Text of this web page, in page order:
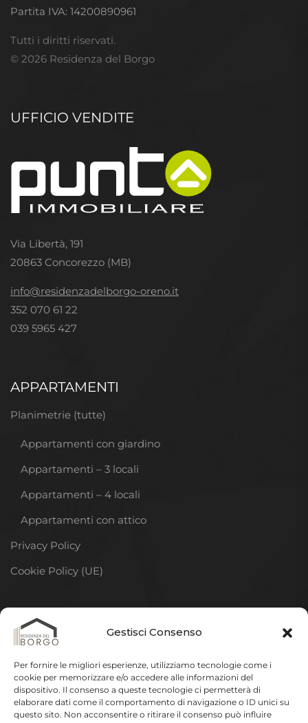
Gestisci Consenso
Per fornire le migliori esperienze, utilizziamo tecnologie come i
cookie per memorizzare e/o accedere alle informazioni del
dispositivo. Il consenso a queste tecnologie ci permetterà di
elaborare dati come il comportamento di navigazione o ID unici su
questo sito. Non acconsentire o ritirare il consenso può influire
Partita IVA: 14200890961
Tutti i diritti riservati.
© 2026 Residenza del Borgo
UFFICIO VENDITE
Via Libertà, 191
20863 Concorezzo (MB)
info@residenzadelborgo-oreno.it
352 070 61 22
039 5965 427
APPARTAMENTI
Planimetrie (tutte)
Appartamenti con giardino
Appartamenti – 3 locali
Appartamenti – 4 locali
Appartamenti con attico
Privacy Policy
Cookie Policy (UE)
DISCLAIMER
ha lo scopo di illustrare gli elementi fondamentali e più
significativi del progetto. In sede di elaborazione del
progetto esecutivo e della realizzazione delle opere